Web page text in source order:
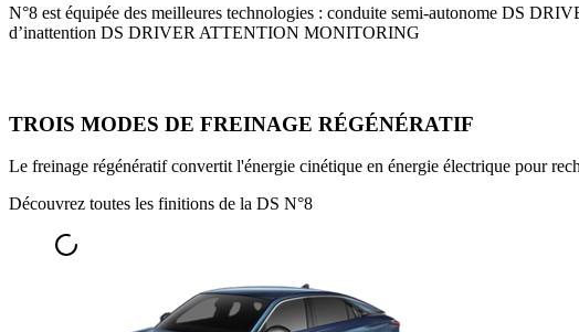
N°8 est équipée des meilleures technologies : conduite semi-autonome DS
d’inattention DS DRIVER ATTENTION MONITORING
TROIS MODES DE FREINAGE RÉGÉNÉRATIF
Le freinage régénératif convertit l'énergie cinétique en énergie électrique pour
Découvrez toutes les finitions de la DS N°8